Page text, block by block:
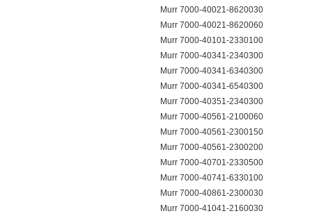
Murr 7000-40021-8620030
Murr 7000-40021-8620060
Murr 7000-40101-2330100
Murr 7000-40341-2340300
Murr 7000-40341-6340300
Murr 7000-40341-6540300
Murr 7000-40351-2340300
Murr 7000-40561-2100060
Murr 7000-40561-2300150
Murr 7000-40561-2300200
Murr 7000-40701-2330500
Murr 7000-40741-6330100
Murr 7000-40861-2300030
Murr 7000-41041-2160030